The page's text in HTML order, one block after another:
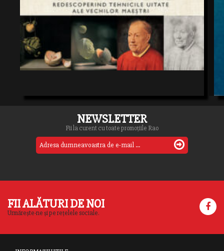
NEWSLETTER
Fii la curent cu toate promoțiile Rao
FII ALĂTURI DE NOI
Urmărește-ne și pe rețelele sociale.